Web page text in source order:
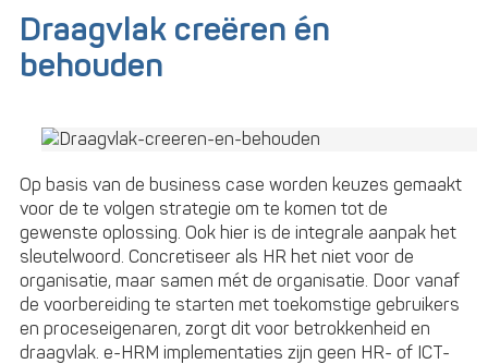
Draagvlak creëren én
behouden
Op basis van de business case worden keuzes gemaakt
voor de te volgen strategie om te komen tot de
gewenste oplossing. Ook hier is de integrale aanpak het
sleutelwoord. Concretiseer als HR het niet voor de
organisatie, maar samen mét de organisatie. Door vanaf
de voorbereiding te starten met toekomstige gebruikers
en proceseigenaren, zorgt dit voor betrokkenheid en
draagvlak. e-HRM implementaties zijn geen HR- of ICT-